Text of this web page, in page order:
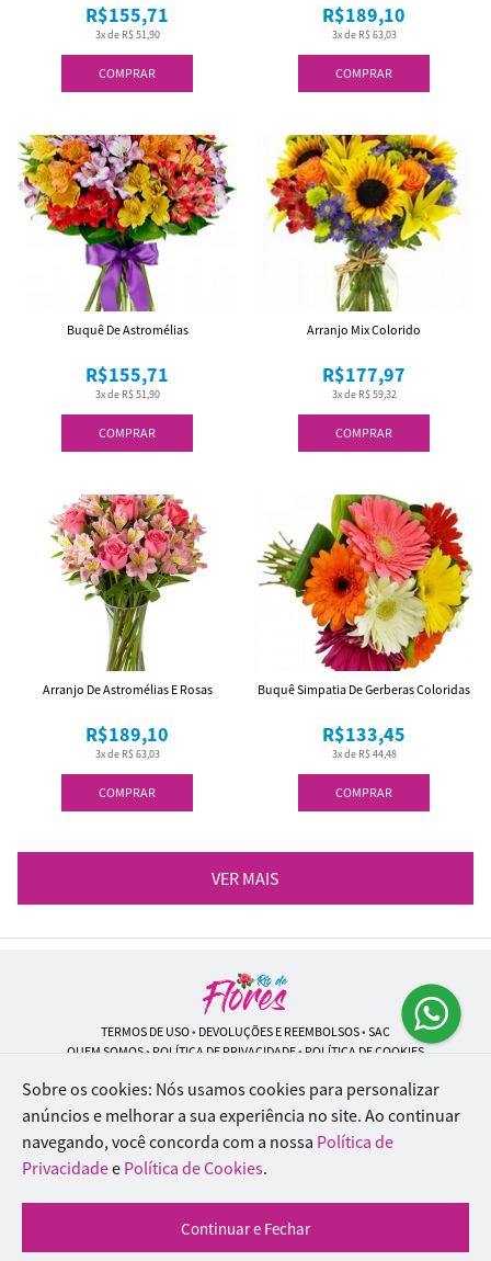
COMPRAR
3x de R$ 51,90
R$155,71
COMPRAR
3x de R$ 63,03
R$189,10
COMPRAR
3x de R$ 51,90
R$155,71
Buquê De Astromélias
COMPRAR
3x de R$ 59,32
R$177,97
Arranjo Mix Colorido
COMPRAR
3x de R$ 63,03
R$189,10
Arranjo De Astromélias E Rosas
COMPRAR
3x de R$ 44,48
R$133,45
Buquê Simpatia De Gerberas Coloridas
VER MAIS
TERMOS DE USO• DEVOLUÇÕES E REEMBOLSOS• SAC
QUEM SOMOS• POLÍTICA DE PRIVACIDADE• POLÍTICA DE COOKIES
Rio de Flores | CNPJ: 18.184.423/0001-74
Rua Lopes Trovão, 42 - Rio de Janeiro - RJ - 20.920-340
WhatsApp: (21) 96451-9290| Telefone: (21) 9 6715-9790
© 2024-2026 - Todos os direitos reservados - Desenvolvido por
Inteligentes
Sobre os cookies: Nós usamos cookies para personalizar
anúncios e melhorar a sua experiência no site. Ao continuar
navegando, você concorda com a nossa Política de
Privacidadee Política de Cookies.
Continuar e Fechar